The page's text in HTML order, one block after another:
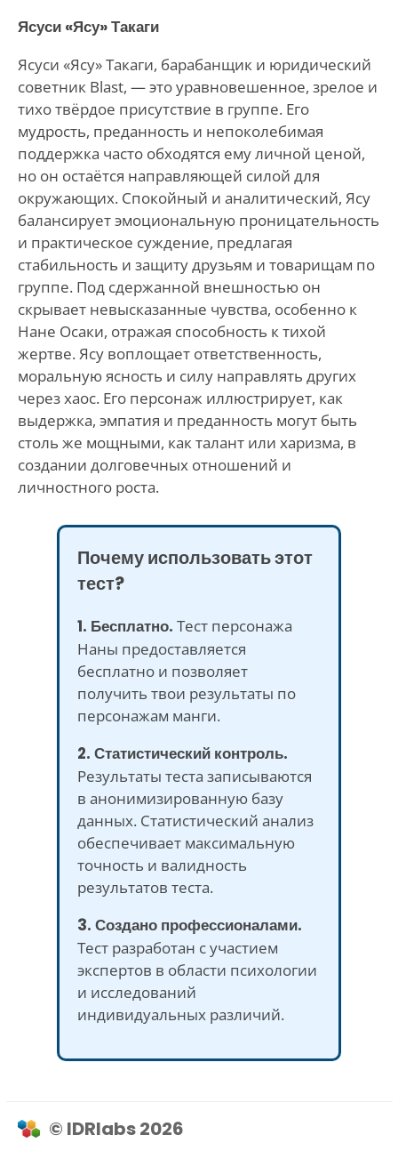
Ясуси «Ясу» Такаги
Ясуси «Ясу» Такаги, барабанщик и юридический
советник Blast, — это уравновешенное, зрелое и
тихо твёрдое присутствие в группе. Его
мудрость, преданность и непоколебимая
поддержка часто обходятся ему личной ценой,
но он остаётся направляющей силой для
окружающих. Спокойный и аналитический, Ясу
балансирует эмоциональную проницательность
и практическое суждение, предлагая
стабильность и защиту друзьям и товарищам по
группе. Под сдержанной внешностью он
скрывает невысказанные чувства, особенно к
Нане Осаки, отражая способность к тихой
жертве. Ясу воплощает ответственность,
моральную ясность и силу направлять других
через хаос. Его персонаж иллюстрирует, как
выдержка, эмпатия и преданность могут быть
столь же мощными, как талант или харизма, в
создании долговечных отношений и
личностного роста.
Почему использовать этот
тест?
1. Бесплатно. Тест персонажа
Наны предоставляется
бесплатно и позволяет
получить твои результаты по
персонажам манги.
2. Статистический контроль.
Результаты теста записываются
в анонимизированную базу
данных. Статистический анализ
обеспечивает максимальную
точность и валидность
результатов теста.
3. Создано профессионалами.
Тест разработан с участием
экспертов в области психологии
и исследований
индивидуальных различий.
© IDRlabs 2026